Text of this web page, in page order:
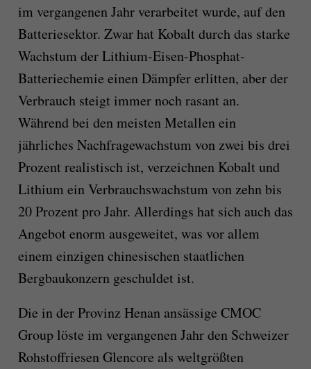
im vergangenen Jahr verarbeitet wurde, auf den
Batteriesektor. Zwar hat Kobalt durch das starke
Wachstum der Lithium-Eisen-Phosphat-
Batteriechemie einen Dämpfer erlitten, aber der
Verbrauch steigt immer noch rasant an.
Während bei den meisten Metallen ein
jährliches Nachfragewachstum von zwei bis drei
Prozent realistisch ist, verzeichnen Kobalt und
Lithium ein Verbrauchswachstum von zehn bis
20 Prozent pro Jahr. Allerdings hat sich auch das
Angebot enorm ausgeweitet, was vor allem
einem einzigen chinesischen staatlichen
Bergbaukonzern geschuldet ist.
Die in der Provinz Henan ansässige CMOC
Group löste im vergangenen Jahr den Schweizer
Rohstoffriesen Glencore als weltgrößten